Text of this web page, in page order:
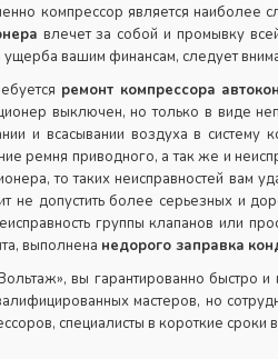
компрессор является наиболее
влечет за собой и промывку
вашим финансам, следует
ремонт компрессора
выключен, но только в виде
и всасывании воздуха в систему
ремня приводного, а так же и
то таких неисправностей вам
не допустить более серьезных и
группы клапанов или
выполнена недорого заправка
вы гарантированно быстро
мастеров, но
специалисты в короткие